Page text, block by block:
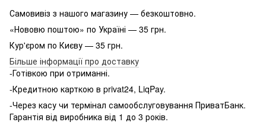
Самовивіз з нашого магазину — безкоштовно.
«Нововю поштою» по Україні — 35 грн.
Кур'єром по Києву — 35 грн.
Більше інформації про доставку
-Готівкою при отриманні.
-Кредитною карткою в privat24, LiqPay.
-Через касу чи термінал самообслуговування ПриватБанк.
Гарантія від виробника від 1 до 3 років.